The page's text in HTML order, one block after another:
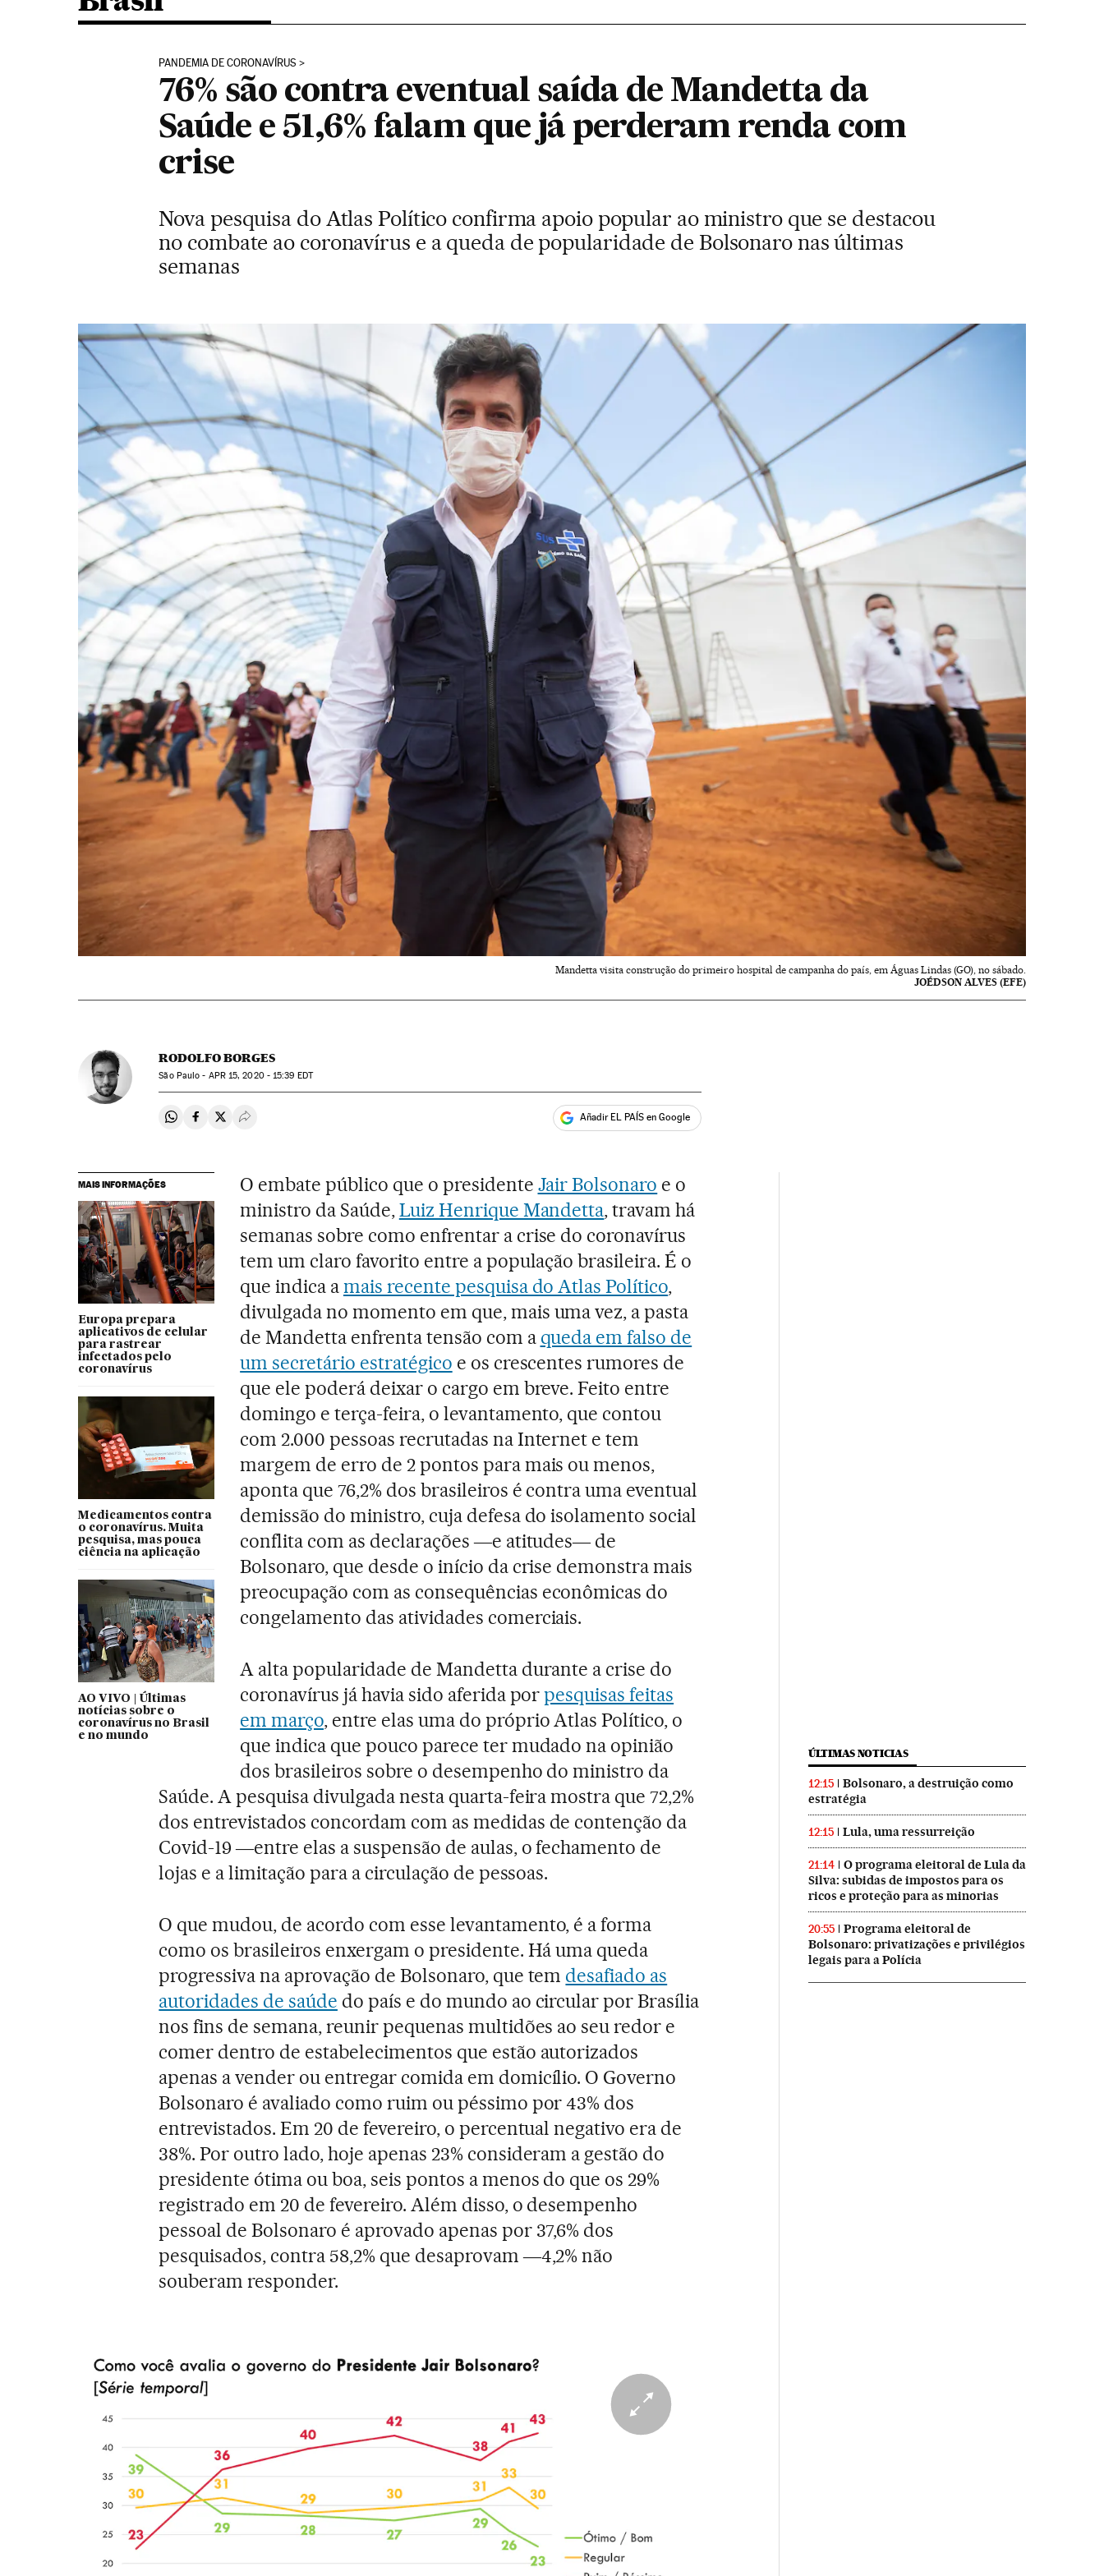
PANDEMIA DE CORONAVÍRUS
76% são contra eventual saída de Mandetta da
Saúde e 51,6% falam que já perderam renda com
crise
Nova pesquisa do Atlas Político confirma apoio popular ao ministro que se destacou
no combate ao coronavírus e a queda de popularidade de Bolsonaro nas últimas
semanas
Mandetta visita construção do primeiro hospital de campanha do país, em Águas Lindas (GO), no sábado.
JOÉDSON ALVES (EFE)
RODOLFO BORGES
São Paulo - APR15, 2020 - 15:39 EDT
Compartir en Whatsapp
Compartir en Facebook
Compartir en Twitter
Desplegar Redes Sociales Añadir EL PAÍS en Google
MAIS INFORMAÇÕES
Europa prepara
aplicativos de celular
para rastrear
infectados pelo
coronavírus
Medicamentos contra
o coronavírus. Muita
pesquisa, mas pouca
ciência na aplicação
AO VIVO | Últimas
notícias sobre o
coronavírus no Brasil
e no mundo
O embate público que o presidente Jair Bolsonaro e o
ministro da Saúde,Luiz Henrique Mandetta, travam há
semanas sobre como enfrentar a crise do coronavírus
tem um claro favorito entre a população brasileira. É o
que indica amais recente pesquisa do Atlas Político,
divulgada no momento em que, mais uma vez, a pasta
de Mandetta enfrenta tensão com a queda em falso de
um secretário estratégico e os crescentes rumores de
que ele poderá deixar o cargo em breve. Feito entre
domingo e terça-feira, o levantamento, que contou
com 2.000 pessoas recrutadas na Internet e tem
margem de erro de 2 pontos para mais ou menos,
aponta que 76,2% dos brasileiros é contra uma eventual
demissão do ministro, cuja defesa do isolamento social
conflita com as declarações ―e atitudes― de
Bolsonaro, que desde o início da crise demonstra mais
preocupação com as consequências econômicas do
congelamento das atividades comerciais.
A alta popularidade de Mandetta durante a crise do
coronavírus já havia sido aferida porpesquisas feitas
em março, entre elas uma do próprio Atlas Político, o
que indica que pouco parece ter mudado na opinião
dos brasileiros sobre o desempenho do ministro da
Saúde. A pesquisa divulgada nesta quarta-feira mostra que 72,2%
dos entrevistados concordam com as medidas de contenção da
Covid-19 ―entre elas a suspensão de aulas, o fechamento de
lojas e a limitação para a circulação de pessoas.
O que mudou, de acordo com esse levantamento, é a forma
como os brasileiros enxergam o presidente. Há uma queda
progressiva na aprovação de Bolsonaro, que tem desafiado as
autoridades de saúde do país e do mundo ao circular por Brasília
nos fins de semana, reunir pequenas multidões ao seu redor e
comer dentro de estabelecimentos que estão autorizados
apenas a vender ou entregar comida em domicílio. O Governo
Bolsonaro é avaliado como ruim ou péssimo por 43% dos
entrevistados. Em 20 de fevereiro, o percentual negativo era de
38%. Por outro lado, hoje apenas 23% consideram a gestão do
presidente ótima ou boa, seis pontos a menos do que os 29%
registrado em 20 de fevereiro. Além disso, o desempenho
pessoal de Bolsonaro é aprovado apenas por 37,6% dos
pesquisados, contra 58,2% que desaprovam ―4,2% não
souberam responder.
ÚLTIMAS NOTICIAS
12:15
Bolsonaro, a destruição como
estratégia
12:15 Lula, uma ressurreição
21:14
O programa eleitoral de Lula da
Silva: subidas de impostos para os
ricos e proteção para as minorias
20:55
Programa eleitoral de
Bolsonaro: privatizações e privilégios
legais para a Polícia